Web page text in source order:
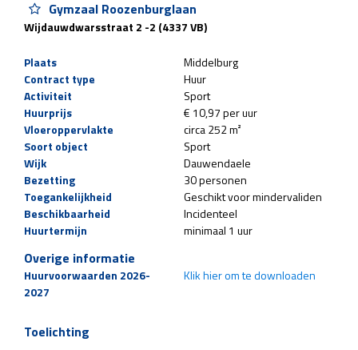
Gymzaal Roozenburglaan
Wijdauwdwarsstraat 2 -2 (4337 VB)
Plaats
Middelburg
Contract type
Huur
Activiteit
Sport
Huurprijs
€ 10,97 per uur
Vloeroppervlakte
circa 252 m²
Soort object
Sport
Wijk
Dauwendaele
Bezetting
30 personen
Toegankelijkheid
Geschikt voor mindervaliden
Beschikbaarheid
Incidenteel
Huurtermijn
minimaal 1 uur
Overige informatie
Huurvoorwaarden 2026-
2027
Klik hier om te downloaden
Toelichting